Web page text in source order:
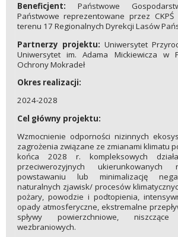
Beneficjent: Państwowe
Państwowe reprezentowane przez
terenu 17 Regionalnych Dyrekcji Lasów
Partnerzy projektu: Uniwersytet
Uniwersytet im. Adama Mickiewicza w
Ochrony Mokradeł
Okres realizacji:
2024-2028
Cel główny projektu:
Wzmocnienie odporności nizinnych
zagrożenia związane ze zmianami klimatu
końca 2028 r. kompleksowych
przeciwerozyjnych ukierunkowanych
powstawaniu lub minimalizację
naturalnych zjawisk/ procesów
pożary, powodzie i podtopienia,
opady atmosferyczne, ekstremalne
spływy powierzchniowe,
wezbraniowych.